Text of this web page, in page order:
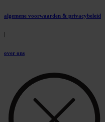
algemene voorwaarden & privacybeleid
|
over ons